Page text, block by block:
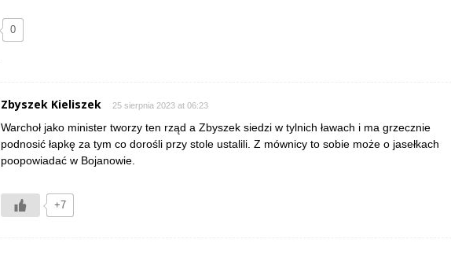
0
Zbyszek Kieliszek 25 sierpnia 2023 at 06:23
Warchoł jako minister tworzy ten rząd a Zbyszek siedzi w tylnich ławach i ma grzecznie
podnosić łapkę za tym co dorośli przy stole ustalili. Z mównicy to sobie może o jasełkach
poopowiadać w Bojanowie.
+7